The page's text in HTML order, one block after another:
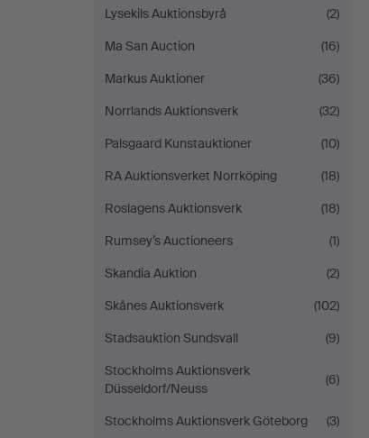
Lysekils Auktionsbyrå
(2)
Ma San Auction
(16)
Markus Auktioner
(36)
Norrlands Auktionsverk
(32)
Palsgaard Kunstauktioner
(10)
RA Auktionsverket Norrköping
(18)
Roslagens Auktionsverk
(18)
Rumsey’s Auctioneers
(1)
Skandia Auktion
(2)
Skånes Auktionsverk
(102)
Stadsauktion Sundsvall
(9)
Stockholms Auktionsverk
Düsseldorf/Neuss
(6)
Stockholms Auktionsverk Göteborg
(3)